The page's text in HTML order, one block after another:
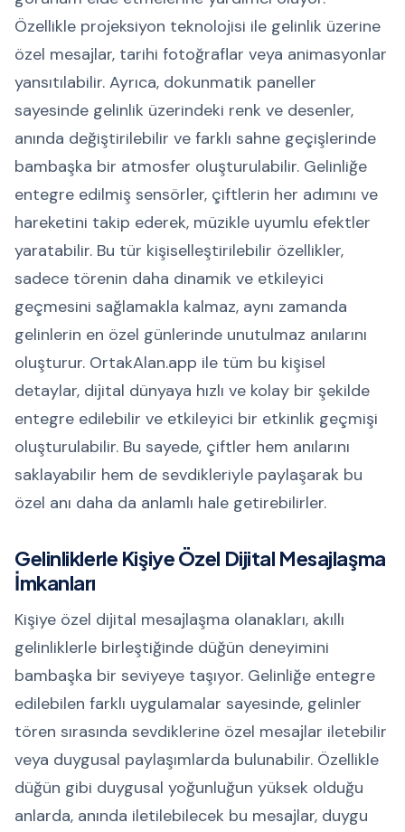
Özellikle projeksiyon teknolojisi ile gelinlik üzerine
özel mesajlar, tarihi fotoğraflar veya animasyonlar
yansıtılabilir. Ayrıca, dokunmatik paneller
sayesinde gelinlik üzerindeki renk ve desenler,
anında değiştirilebilir ve farklı sahne geçişlerinde
bambaşka bir atmosfer oluşturulabilir. Gelinliğe
entegre edilmiş sensörler, çiftlerin her adımını ve
hareketini takip ederek, müzikle uyumlu efektler
yaratabilir. Bu tür kişiselleştirilebilir özellikler,
sadece törenin daha dinamik ve etkileyici
geçmesini sağlamakla kalmaz, aynı zamanda
gelinlerin en özel günlerinde unutulmaz anılarını
oluşturur. OrtakAlan.app ile tüm bu kişisel
detaylar, dijital dünyaya hızlı ve kolay bir şekilde
entegre edilebilir ve etkileyici bir etkinlik geçmişi
oluşturulabilir. Bu sayede, çiftler hem anılarını
saklayabilir hem de sevdikleriyle paylaşarak bu
özel anı daha da anlamlı hale getirebilirler.
Gelinliklerle Kişiye Özel Dijital Mesajlaşma
İmkanları
Kişiye özel dijital mesajlaşma olanakları, akıllı
gelinliklerle birleştiğinde düğün deneyimini
bambaşka bir seviyeye taşıyor. Gelinliğe entegre
edilebilen farklı uygulamalar sayesinde, gelinler
tören sırasında sevdiklerine özel mesajlar iletebilir
veya duygusal paylaşımlarda bulunabilir. Özellikle
düğün gibi duygusal yoğunluğun yüksek olduğu
anlarda, anında iletilebilecek bu mesajlar, duygu